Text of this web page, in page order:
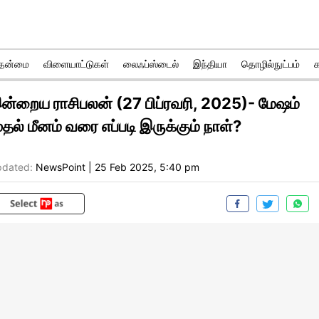
விளையாட்டுகள் லைஃப்ஸ்டைல் இந்தியா தொழில்நுட்பம்
ராசிபலன் (27 பிப்ரவரி, 2025)- மேஷம்
மீனம் வரை எப்படி இருக்கும் நாள்?
NewsPoint 25 Feb 2025, 5:40 pm